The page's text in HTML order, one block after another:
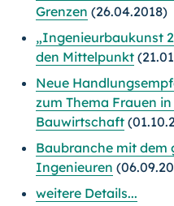
Grenzen (26.04.2018)
„Ingenieurbaukunst
den Mittelpunkt
Neue
zum Thema Frauen
Bauwirtschaft
Baubranche mit dem
Ingenieuren
weitere Details...